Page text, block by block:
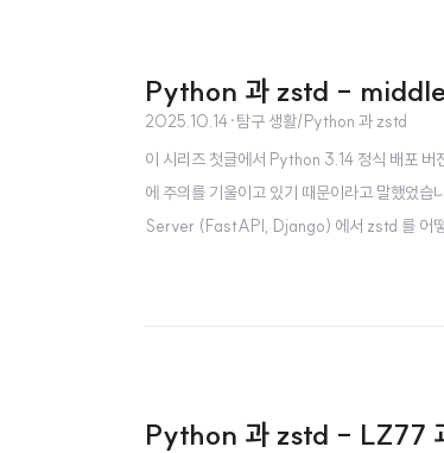
Python 과 zstd -
2025.10.14·탐구 생활/Python 과 zstd
이 시리즈 첫글에서 Python 3.14 정식 배포
에 주의를 기울이고 있기 때문이라고 말했었
Server (FastAPI, Django) 에서 zstd 를 어떻
Python 과 zstd - LZ77